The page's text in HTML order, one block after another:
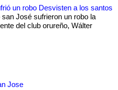
un robo Desvisten a los santos
José sufrieron un robo la
del club orureño, Wálter
Jose